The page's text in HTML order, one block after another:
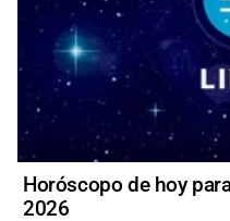
Horóscopo de hoy
2026